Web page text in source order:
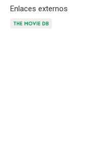
Enlaces externos